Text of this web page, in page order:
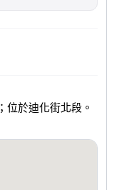
位於迪化街北段。